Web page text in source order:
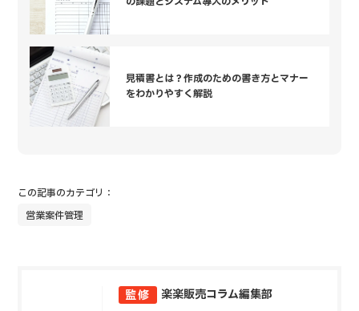
見積書とは？作成のための書き方とマナー
をわかりやすく解説
この記事のカテゴリ：
営業案件管理
監修 楽楽販売コラム編集部